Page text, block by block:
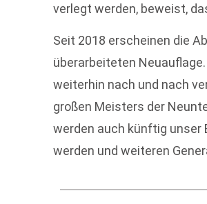
verlegt werden, beweist,
Seit 2018 erscheinen die
überarbeiteten
weiterhin nach und nach
großen Meisters der
werden auch künftig unser
werden und weiteren